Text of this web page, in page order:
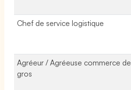
Chef de service logistique
Agréeur / Agréeuse commerce de
gros